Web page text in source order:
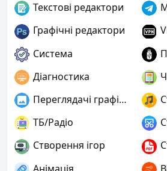
Текстові редактори
Графічні редактори
Система
Діагностика
Переглядачі графіки
ТБ/Радіо
Створення ігор